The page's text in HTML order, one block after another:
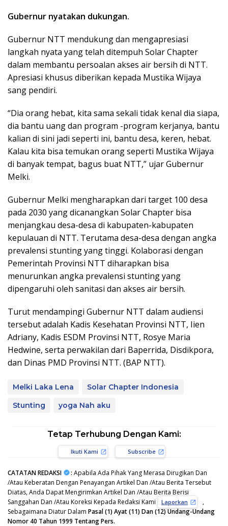
Gubernur nyatakan dukungan.
Gubernur NTT mendukung dan mengapresiasi
langkah nyata yang telah ditempuh Solar Chapter
dalam membantu persoalan akses air bersih di NTT.
Apresiasi khusus diberikan kepada Mustika Wijaya
sang pendiri.
“Dia orang hebat, kita sama sekali tidak kenal dia siapa,
dia bantu uang dan program -program kerjanya, bantu
kalian di sini jadi seperti ini, bantu desa, keren, hebat.
Kalau kita bisa temukan orang seperti Mustika Wijaya
di banyak tempat, bagus buat NTT,” ujar Gubernur
Melki.
Gubernur Melki mengharapkan dari target 100 desa
pada 2030 yang dicanangkan Solar Chapter bisa
menjangkau desa-desa di kabupaten-kabupaten
kepulauan di NTT. Terutama desa-desa dengan angka
prevalensi stunting yang tinggi. Kolaborasi dengan
Pemerintah Provinsi NTT diharapkan bisa
menurunkan angka prevalensi stunting yang
dipengaruhi oleh sanitasi dan akses air bersih.
Turut mendampingi Gubernur NTT dalam audiensi
tersebut adalah Kadis Kesehatan Provinsi NTT, Iien
Adriany, Kadis ESDM Provinsi NTT, Rosye Maria
Hedwine, serta perwakilan dari Baperrida, Disdikpora,
dan Dinas PMD Provinsi NTT. (BAP NTT).
Melki Laka Lena
Solar Chapter Indonesia
Stunting
yoga Nah aku
Tetap Terhubung Dengan Kami:
Ikuti Kami Subscribe
CATATAN REDAKSI : Apabila Ada Pihak Yang Merasa Dirugikan Dan
/Atau Keberatan Dengan Penayangan Artikel Dan /Atau Berita Tersebut
Diatas, Anda Dapat Mengirimkan Artikel Dan /Atau Berita Berisi
Sanggahan Dan /Atau Koreksi Kepada Redaksi Kami
Laporkan
,
Sebagaimana Diatur Dalam Pasal (1) Ayat (11) Dan (12) Undang-Undang
Nomor 40 Tahun 1999 Tentang Pers.